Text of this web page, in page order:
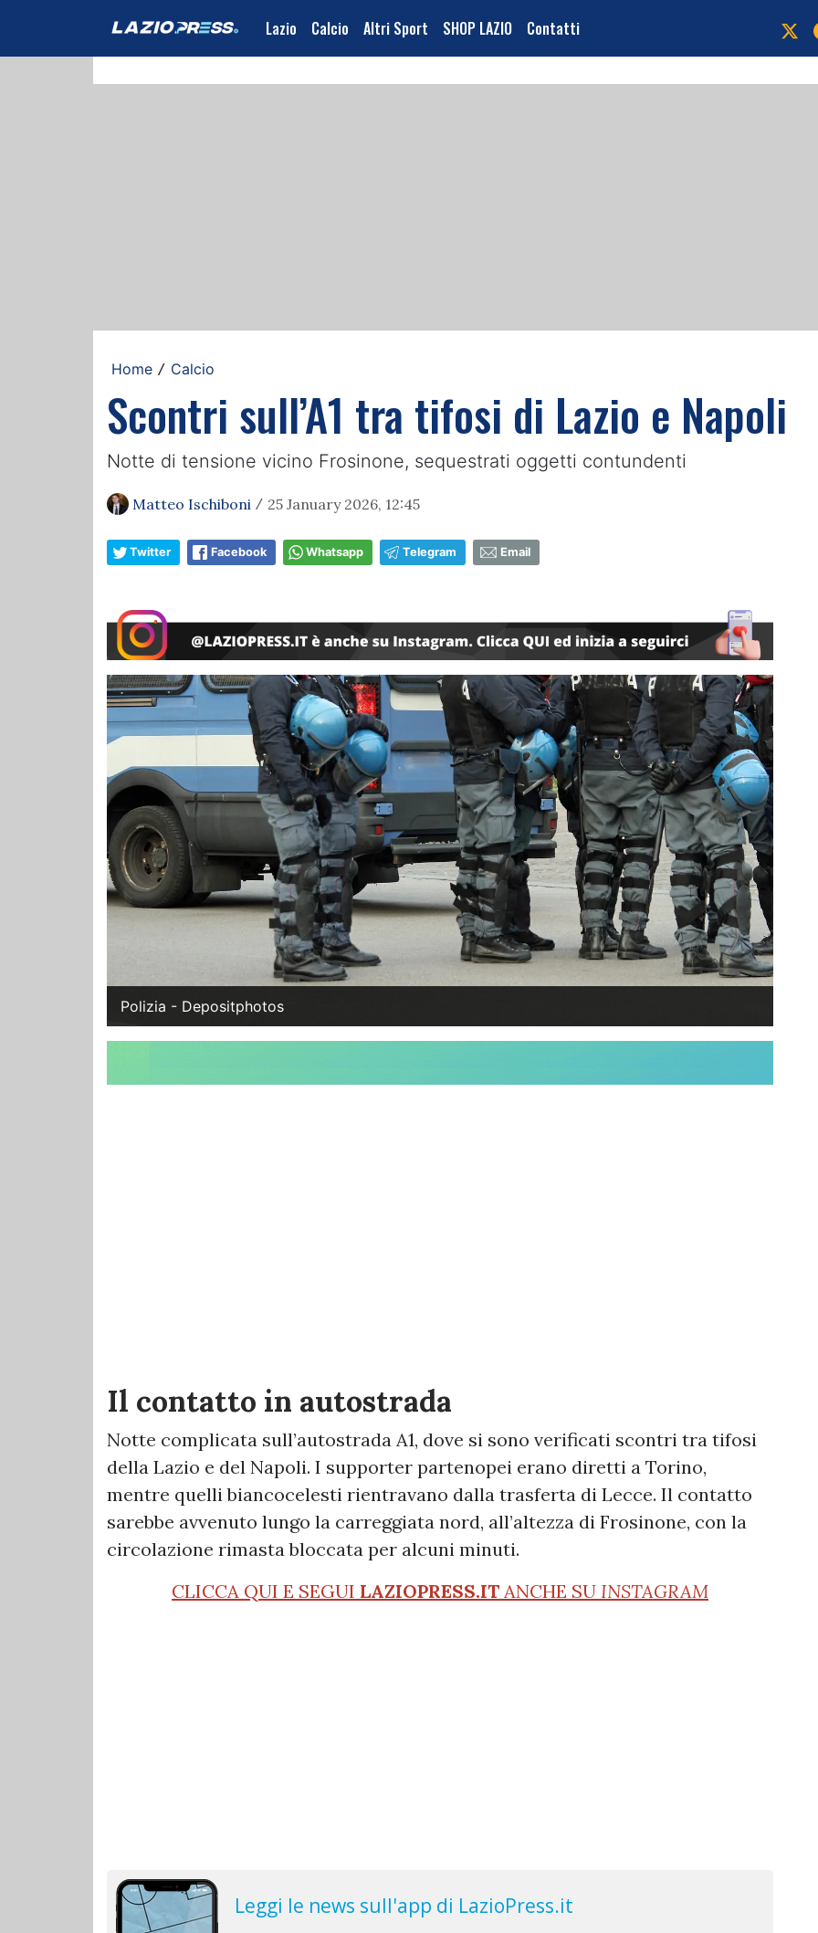
Lazio Calcio Altri Sport SHOP LAZIO Contatti
Home / Calcio
Scontri sull’A1 tra tifosi di Lazio e Napoli
Notte di tensione vicino Frosinone, sequestrati oggetti contundenti
Matteo Ischiboni / 25 January 2026, 12:45
Twitter Facebook Whatsapp Telegram Email
Polizia - Depositphotos
Il contatto in autostrada
Notte complicata sull’autostrada A1, dove si sono verificati scontri tra tifosi
della Lazio e del Napoli. I supporter partenopei erano diretti a Torino,
mentre quelli biancocelesti rientravano dalla trasferta di Lecce. Il contatto
sarebbe avvenuto lungo la carreggiata nord, all’altezza di Frosinone, con la
circolazione rimasta bloccata per alcuni minuti.
CLICCA QUI E SEGUI LAZIOPRESS.IT ANCHE SU INSTAGRAM